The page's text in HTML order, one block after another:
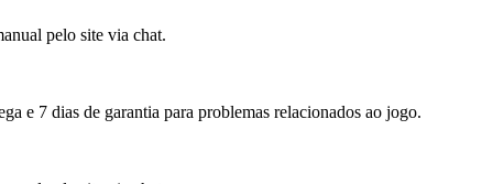
pelo site via chat.
e 7 dias de garantia para problemas relacionados ao jogo.